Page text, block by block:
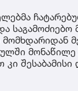
საგამოძიებო
კი შესაბამისი